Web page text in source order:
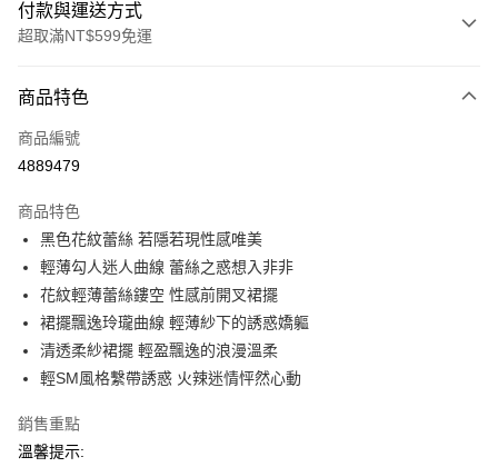
付款與運送方式
超取滿NT$599免運
信用卡一次付款
超商取貨付款
Apple Pay
街口支付
悠遊付
ATM付款
全家付款取貨
商品特色
商品編號
4889479
商品特色
黑色花紋蕾絲 若隱若現性感唯美
輕薄勾人迷人曲線 蕾絲之惑想入非非
花紋輕薄蕾絲鏤空 性感前開叉裙擺
裙擺飄逸玲瓏曲線 輕薄紗下的誘惑嬌軀
清透柔紗裙擺 輕盈飄逸的浪漫溫柔
輕SM風格繫帶誘惑 火辣迷情怦然心動
銷售重點
溫馨提示: